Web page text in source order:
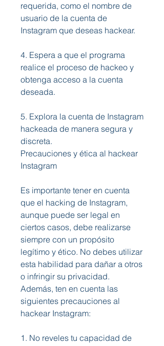
requerida, como el nombre de
usuario de la cuenta de
Instagram que deseas hackear.
4. Espera a que el programa
realice el proceso de hackeo y
obtenga acceso a la cuenta
deseada.
5. Explora la cuenta de Instagram
hackeada de manera segura y
discreta.
Precauciones y ética al hackear
Instagram
Es importante tener en cuenta
que el hacking de Instagram,
aunque puede ser legal en
ciertos casos, debe realizarse
siempre con un propósito
legítimo y ético. No debes utilizar
esta habilidad para dañar a otros
o infringir su privacidad.
Además, ten en cuenta las
siguientes precauciones al
hackear Instagram:
1. No reveles tu capacidad de